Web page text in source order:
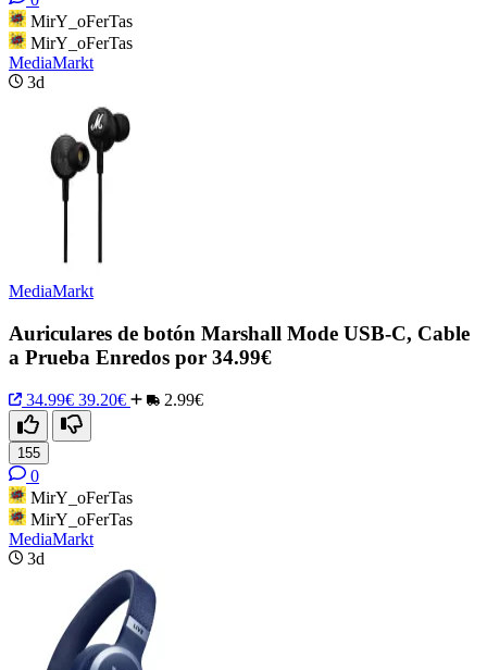
MirY_oFerTas
MirY_oFerTas
MediaMarkt
3d
MediaMarkt
Auriculares de botón Marshall Mode USB-C, Cable
a Prueba Enredos por 34.99€
34.99€ 39.20€ 2.99€
155
0
MirY_oFerTas
MirY_oFerTas
MediaMarkt
3d